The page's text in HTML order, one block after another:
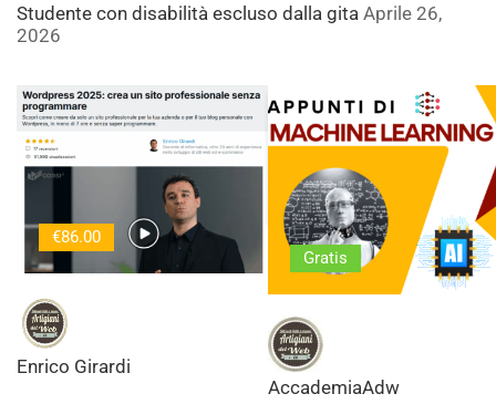
Studente con disabilità escluso dalla gita Aprile 26,
2026
€86.00
Enrico Girardi
Gratis
AccademiaAdw